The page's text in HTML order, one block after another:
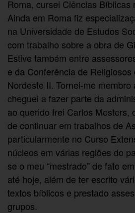
Roma, cursei Ciências Bíblicas
Ainda em Roma fiz
na Universidade de Estudos
com trabalho sobre a obra de
Estive também entre
e da Conferência de
Nordeste II. Tornei-me
cheguei a fazer parte da
ao querido frei Carlos Mesters,
de continuar em trabalhos de
particularmente no Curso
núcleos em várias regiões do
se o meu “mestrado” de fato
até hoje, além de ter escrito
textos bíblicos e prestado
grupos.